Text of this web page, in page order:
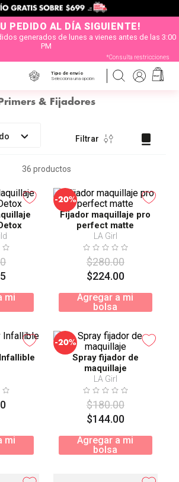
PEDIDO AL DÍA SIGUIENTE!
generados de lunes a vienes antes de las 3:00
PM
*Consulta restricciones
Tipo de envío
Selecciona una opción
Primers & Fijadores
Filtrar
36 productos
mi
-20%
Fijador maquillaje pro
perfect matte
LA Girl
$280.00
$224.00
Agregar a mi
bolsa
mi
-20%
Spray fijador de
maquillaje
LA Girl
$180.00
$144.00
Agregar a mi
bolsa